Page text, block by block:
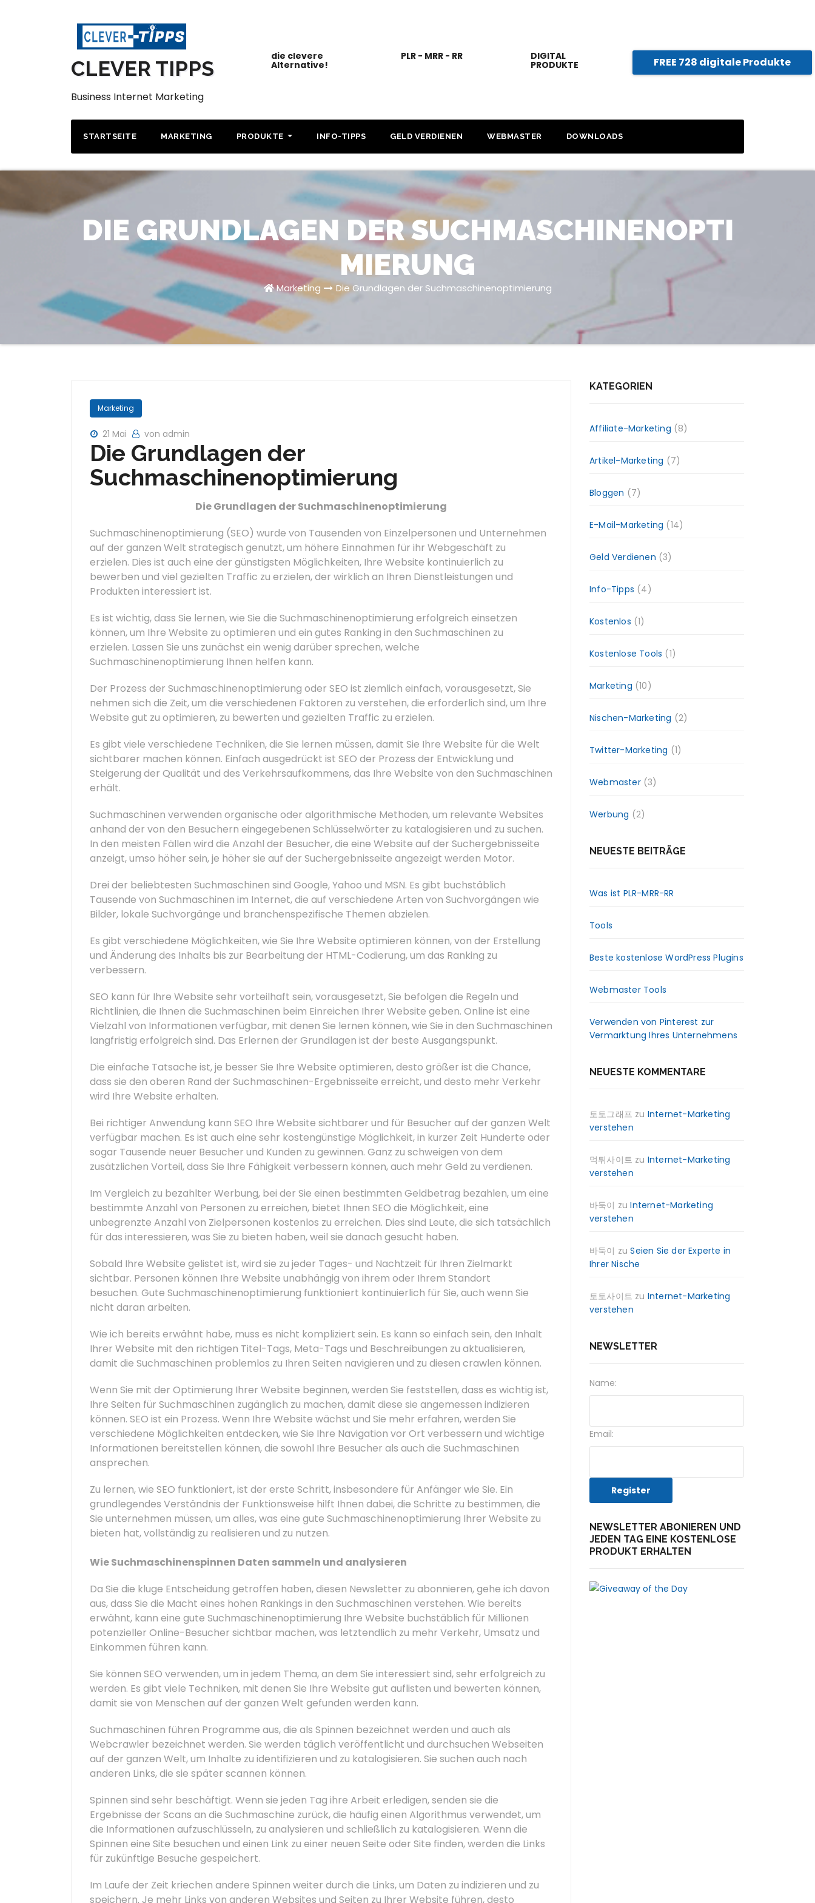
CLEVER TIPPS
Business Internet Marketing
die clevere
Alternative!
PLR - MRR - RR DIGITAL
PRODUKTE FREE 728 digitale Produkte
STARTSEITE MARKETING PRODUKTE INFO-TIPPS GELD VERDIENEN WEBMASTER DOWNLOADS
DIE GRUNDLAGEN DER SUCHMASCHINENOPTI
MIERUNG
Marketing Die Grundlagen der Suchmaschinenoptimierung
Marketing
21 Mai von admin
Die Grundlagen der
Suchmaschinenoptimierung
Die Grundlagen der Suchmaschinenoptimierung
Suchmaschinenoptimierung (SEO) wurde von Tausenden von Einzelpersonen und Unternehmen
auf der ganzen Welt strategisch genutzt, um höhere Einnahmen für ihr Webgeschäft zu
erzielen. Dies ist auch eine der günstigsten Möglichkeiten, Ihre Website kontinuierlich zu
bewerben und viel gezielten Traffic zu erzielen, der wirklich an Ihren Dienstleistungen und
Produkten interessiert ist.
Es ist wichtig, dass Sie lernen, wie Sie die Suchmaschinenoptimierung erfolgreich einsetzen
können, um Ihre Website zu optimieren und ein gutes Ranking in den Suchmaschinen zu
erzielen. Lassen Sie uns zunächst ein wenig darüber sprechen, welche
Suchmaschinenoptimierung Ihnen helfen kann.
Der Prozess der Suchmaschinenoptimierung oder SEO ist ziemlich einfach, vorausgesetzt, Sie
nehmen sich die Zeit, um die verschiedenen Faktoren zu verstehen, die erforderlich sind, um Ihre
Website gut zu optimieren, zu bewerten und gezielten Traffic zu erzielen.
Es gibt viele verschiedene Techniken, die Sie lernen müssen, damit Sie Ihre Website für die Welt
sichtbarer machen können. Einfach ausgedrückt ist SEO der Prozess der Entwicklung und
Steigerung der Qualität und des Verkehrsaufkommens, das Ihre Website von den Suchmaschinen
erhält.
Suchmaschinen verwenden organische oder algorithmische Methoden, um relevante Websites
anhand der von den Besuchern eingegebenen Schlüsselwörter zu katalogisieren und zu suchen.
In den meisten Fällen wird die Anzahl der Besucher, die eine Website auf der Suchergebnisseite
anzeigt, umso höher sein, je höher sie auf der Suchergebnisseite angezeigt werden Motor.
Drei der beliebtesten Suchmaschinen sind Google, Yahoo und MSN. Es gibt buchstäblich
Tausende von Suchmaschinen im Internet, die auf verschiedene Arten von Suchvorgängen wie
Bilder, lokale Suchvorgänge und branchenspezifische Themen abzielen.
Es gibt verschiedene Möglichkeiten, wie Sie Ihre Website optimieren können, von der Erstellung
und Änderung des Inhalts bis zur Bearbeitung der HTML-Codierung, um das Ranking zu
verbessern.
SEO kann für Ihre Website sehr vorteilhaft sein, vorausgesetzt, Sie befolgen die Regeln und
Richtlinien, die Ihnen die Suchmaschinen beim Einreichen Ihrer Website geben. Online ist eine
Vielzahl von Informationen verfügbar, mit denen Sie lernen können, wie Sie in den Suchmaschinen
langfristig erfolgreich sind. Das Erlernen der Grundlagen ist der beste Ausgangspunkt.
Die einfache Tatsache ist, je besser Sie Ihre Website optimieren, desto größer ist die Chance,
dass sie den oberen Rand der Suchmaschinen-Ergebnisseite erreicht, und desto mehr Verkehr
wird Ihre Website erhalten.
Bei richtiger Anwendung kann SEO Ihre Website sichtbarer und für Besucher auf der ganzen Welt
verfügbar machen. Es ist auch eine sehr kostengünstige Möglichkeit, in kurzer Zeit Hunderte oder
sogar Tausende neuer Besucher und Kunden zu gewinnen. Ganz zu schweigen von dem
zusätzlichen Vorteil, dass Sie Ihre Fähigkeit verbessern können, auch mehr Geld zu verdienen.
Im Vergleich zu bezahlter Werbung, bei der Sie einen bestimmten Geldbetrag bezahlen, um eine
bestimmte Anzahl von Personen zu erreichen, bietet Ihnen SEO die Möglichkeit, eine
unbegrenzte Anzahl von Zielpersonen kostenlos zu erreichen. Dies sind Leute, die sich tatsächlich
für das interessieren, was Sie zu bieten haben, weil sie danach gesucht haben.
Sobald Ihre Website gelistet ist, wird sie zu jeder Tages- und Nachtzeit für Ihren Zielmarkt
sichtbar. Personen können Ihre Website unabhängig von ihrem oder Ihrem Standort
besuchen. Gute Suchmaschinenoptimierung funktioniert kontinuierlich für Sie, auch wenn Sie
nicht daran arbeiten.
Wie ich bereits erwähnt habe, muss es nicht kompliziert sein. Es kann so einfach sein, den Inhalt
Ihrer Website mit den richtigen Titel-Tags, Meta-Tags und Beschreibungen zu aktualisieren,
damit die Suchmaschinen problemlos zu Ihren Seiten navigieren und zu diesen crawlen können.
Wenn Sie mit der Optimierung Ihrer Website beginnen, werden Sie feststellen, dass es wichtig ist,
Ihre Seiten für Suchmaschinen zugänglich zu machen, damit diese sie angemessen indizieren
können. SEO ist ein Prozess. Wenn Ihre Website wächst und Sie mehr erfahren, werden Sie
verschiedene Möglichkeiten entdecken, wie Sie Ihre Navigation vor Ort verbessern und wichtige
Informationen bereitstellen können, die sowohl Ihre Besucher als auch die Suchmaschinen
ansprechen.
Zu lernen, wie SEO funktioniert, ist der erste Schritt, insbesondere für Anfänger wie Sie. Ein
grundlegendes Verständnis der Funktionsweise hilft Ihnen dabei, die Schritte zu bestimmen, die
Sie unternehmen müssen, um alles, was eine gute Suchmaschinenoptimierung Ihrer Website zu
bieten hat, vollständig zu realisieren und zu nutzen.
Wie Suchmaschinenspinnen Daten sammeln und analysieren
Da Sie die kluge Entscheidung getroffen haben, diesen Newsletter zu abonnieren, gehe ich davon
aus, dass Sie die Macht eines hohen Rankings in den Suchmaschinen verstehen. Wie bereits
erwähnt, kann eine gute Suchmaschinenoptimierung Ihre Website buchstäblich für Millionen
potenzieller Online-Besucher sichtbar machen, was letztendlich zu mehr Verkehr, Umsatz und
Einkommen führen kann.
Sie können SEO verwenden, um in jedem Thema, an dem Sie interessiert sind, sehr erfolgreich zu
werden. Es gibt viele Techniken, mit denen Sie Ihre Website gut auflisten und bewerten können,
damit sie von Menschen auf der ganzen Welt gefunden werden kann.
Suchmaschinen führen Programme aus, die als Spinnen bezeichnet werden und auch als
Webcrawler bezeichnet werden. Sie werden täglich veröffentlicht und durchsuchen Webseiten
auf der ganzen Welt, um Inhalte zu identifizieren und zu katalogisieren. Sie suchen auch nach
anderen Links, die sie später scannen können.
Spinnen sind sehr beschäftigt. Wenn sie jeden Tag ihre Arbeit erledigen, senden sie die
Ergebnisse der Scans an die Suchmaschine zurück, die häufig einen Algorithmus verwendet, um
die Informationen aufzuschlüsseln, zu analysieren und schließlich zu katalogisieren. Wenn die
Spinnen eine Site besuchen und einen Link zu einer neuen Seite oder Site finden, werden die Links
für zukünftige Besuche gespeichert.
Im Laufe der Zeit kriechen andere Spinnen weiter durch die Links, um Daten zu indizieren und zu
speichern. Je mehr Links von anderen Websites und Seiten zu Ihrer Website führen, desto
KATEGORIEN
Affiliate-Marketing (8)
Artikel-Marketing (7)
Bloggen (7)
E-Mail-Marketing (14)
Geld Verdienen (3)
Info-Tipps (4)
Kostenlos (1)
Kostenlose Tools (1)
Marketing (10)
Nischen-Marketing (2)
Twitter-Marketing (1)
Webmaster(3)
Werbung (2)
NEUESTE BEITRÄGE
Was ist PLR-MRR-RR
Tools
Beste kostenlose WordPress Plugins
Webmaster Tools
Verwenden von Pinterest zur
Vermarktung Ihres Unternehmens
NEUESTE KOMMENTARE
토토그래프 zu Internet-Marketing
verstehen
먹튀사이트 zu Internet-Marketing
verstehen
바둑이 zuInternet-Marketing
verstehen
바둑이 zuSeien Sie der Experte in
Ihrer Nische
토토사이트 zu Internet-Marketing
verstehen
NEWSLETTER
Name:
Email:
NEWSLETTER ABONIEREN UND
JEDEN TAG EINE KOSTENLOSE
PRODUKT ERHALTEN